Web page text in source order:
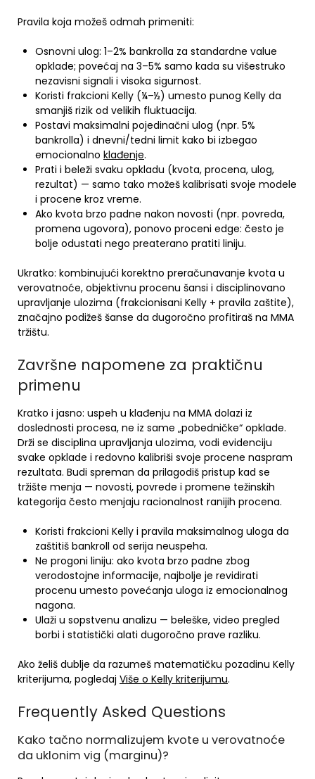
Pravila koja možeš odmah primeniti:
Osnovni ulog: 1–2% bankrolla za standardne value
opklade; povećaj na 3–5% samo kada su višestruko
nezavisni signali i visoka sigurnost.
Koristi frakcioni Kelly (¼–½) umesto punog Kelly da
smanjiš rizik od velikih fluktuacija.
Postavi maksimalni pojedinačni ulog (npr. 5%
bankrolla) i dnevni/tedni limit kako bi izbegao
emocionalno klađenje.
Prati i beleži svaku opkladu (kvota, procena, ulog,
rezultat) — samo tako možeš kalibrisati svoje modele
i procene kroz vreme.
Ako kvota brzo padne nakon novosti (npr. povreda,
promena ugovora), ponovo proceni edge: često je
bolje odustati nego preaterano pratiti liniju.
Ukratko: kombinujući korektno preračunavanje kvota u
verovatnoće, objektivnu procenu šansi i disciplinovano
upravljanje ulozima (frakcionisani Kelly + pravila zaštite),
značajno podižeš šanse da dugoročno profitiraš na MMA
tržištu.
Završne napomene za praktičnu
primenu
Kratko i jasno: uspeh u klađenju na MMA dolazi iz
doslednosti procesa, ne iz same „pobedničke“ opklade.
Drži se disciplina upravljanja ulozima, vodi evidenciju
svake opklade i redovno kalibriši svoje procene naspram
rezultata. Budi spreman da prilagodiš pristup kad se
tržište menja — novosti, povrede i promene težinskih
kategorija često menjaju racionalnost ranijih procena.
Koristi frakcioni Kelly i pravila maksimalnog uloga da
zaštitiš bankroll od serija neuspeha.
Ne progoni liniju: ako kvota brzo padne zbog
verodostojne informacije, najbolje je revidirati
procenu umesto povećanja uloga iz emocionalnog
nagona.
Ulaži u sopstvenu analizu — beleške, video pregled
borbi i statistički alati dugoročno prave razliku.
Ako želiš dublje da razumeš matematičku pozadinu Kelly
kriterijuma, pogledaj Više o Kelly kriterijumu.
Frequently Asked Questions
Kako tačno normalizujem kvote u verovatnoće
da uklonim vig (marginu)?